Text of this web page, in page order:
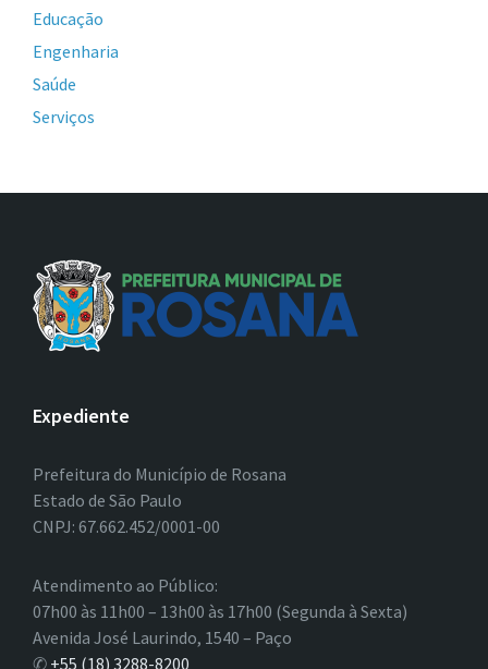
Educação
Engenharia
Saúde
Serviços
Expediente
Prefeitura do Município de Rosana
Estado de São Paulo
CNPJ: 67.662.452/0001-00
Atendimento ao Público:
07h00 às 11h00 – 13h00 às 17h00 (Segunda à Sexta)
Avenida José Laurindo, 1540 – Paço
✆ +55 (18) 3288-8200